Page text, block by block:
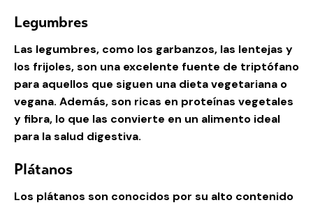
Legumbres
Las legumbres, como los garbanzos, las lentejas y
los frijoles, son una excelente fuente de triptófano
para aquellos que siguen una dieta vegetariana o
vegana. Además, son ricas en proteínas vegetales
y fibra, lo que las convierte en un alimento ideal
para la salud digestiva.
Plátanos
Los plátanos son conocidos por su alto contenido